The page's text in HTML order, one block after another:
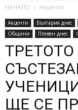
НАЧАЛО Акценти
Акценти България днес
Общини
Плевен днес
ЩЕ СЕ